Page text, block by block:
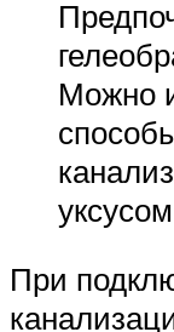
Можно
При